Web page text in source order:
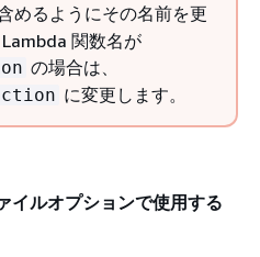
めるようにその名前を更
関数名が
の場合は、
に変更します。
イルオプションで使用する